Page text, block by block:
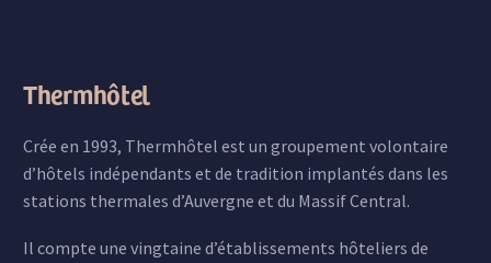
Thermhôtel
Crée en 1993, Thermhôtel est un groupement volontaire
d’hôtels indépendants et de tradition implantés dans les
stations thermales d’Auvergne et du Massif Central.
Il compte une vingtaine d’établissements hôteliers de